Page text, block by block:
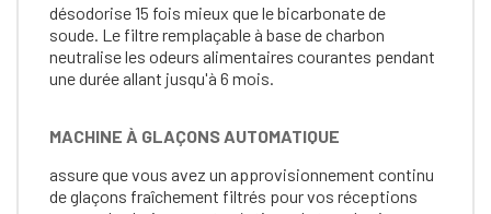
désodorise 15 fois mieux que le bicarbonate de
soude. Le filtre remplaçable à base de charbon
neutralise les odeurs alimentaires courantes pendant
une durée allant jusqu'à 6 mois.
MACHINE À GLAÇONS AUTOMATIQUE
assure que vous avez un approvisionnement continu
de glaçons fraîchement filtrés pour vos réceptions